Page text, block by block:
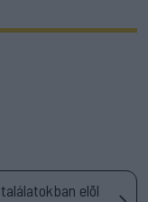
elöl